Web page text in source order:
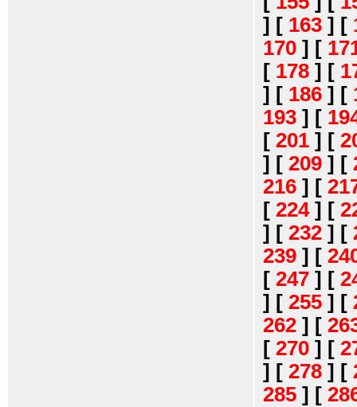
] [ 163 ] [
170 ] [
[ 178 ] [
] [ 186 ] [
193 ] [
[ 201 ] [
] [ 209 ] [
216 ] [
[ 224] [
] [ 232 ] [
239 ] [
[ 247 ] [
] [ 255 ] [
262 ] [
[ 270 ] [
] [ 278 ] [
285 ] [